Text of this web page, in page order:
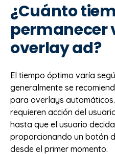
¿Cuánto
permanecer
overlay ad?
El tiempo óptimo varía
generalmente se
para overlays
requieren acción del
hasta que el usuario
proporcionando un botón
desde el primer momento.